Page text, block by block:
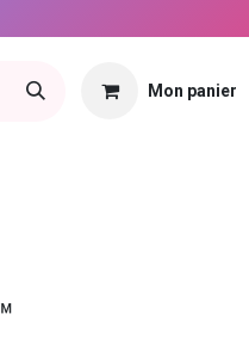
Mon panier